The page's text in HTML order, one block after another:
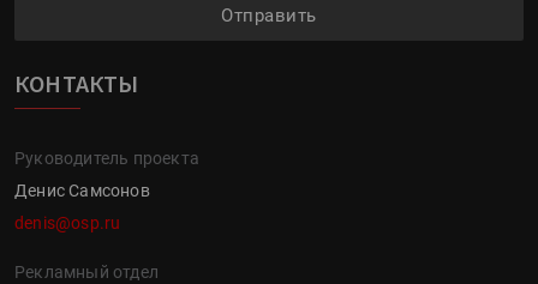
Отправить
КОНТАКТЫ
Руководитель проекта
Денис Самсонов
denis@osp.ru
Рекламный отдел